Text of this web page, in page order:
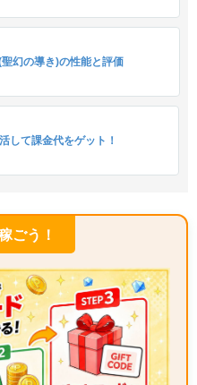
幻の導き)の性能と評価
して課金代をゲット！
ごう！